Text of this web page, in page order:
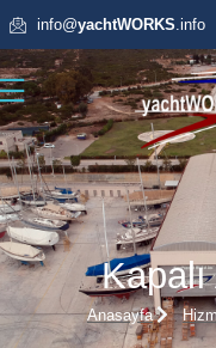
info@yachtWORKS.info
Anasayfa